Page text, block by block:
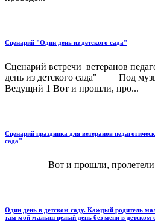
Сценарий "Один день из детского сада"
Сценарий встречи ветеранов
день из детского сада" Под
Ведущий 1 Вот и прошли, про...
Сценарий праздника для ветеранов
сада"
Вот и прошли, пролетели
Один день в детском саду. Каждый родитель
там мой малыш целый день без меня в детском